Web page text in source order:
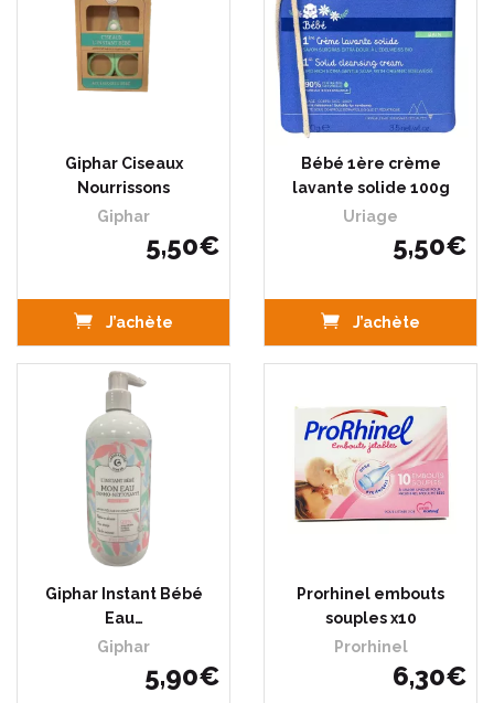
Giphar Ciseaux
Nourrissons
Giphar
5,50€
J’achète
Bébé 1ère crème
lavante solide 100g
Uriage
5,50€
J’achète
Giphar Instant Bébé
Eau…
Giphar
5,90€
Prorhinel embouts
souples x10
Prorhinel
6,30€